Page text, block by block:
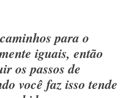
para o
iguais, então
os passos de
você faz isso tende